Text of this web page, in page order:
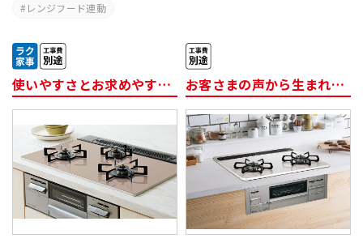
レンジフード連動
使いやすさとお求めやすさを両立 お客さまの声から生まれた２口ビルトインコンロ